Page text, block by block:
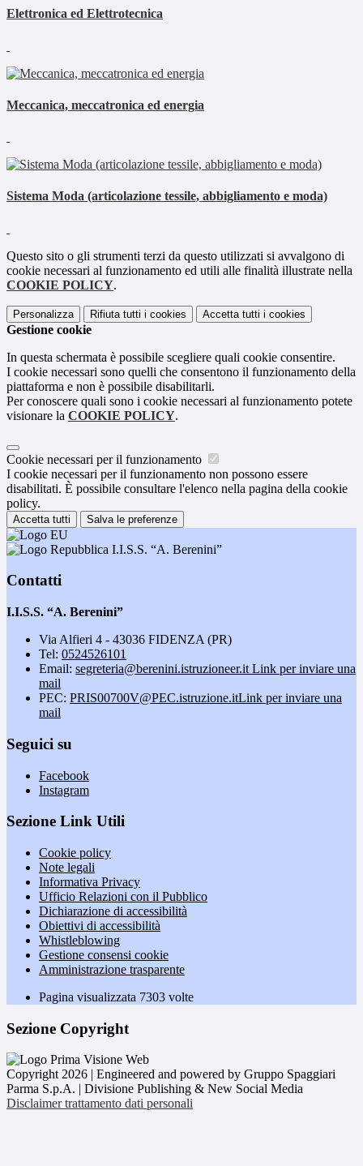
Elettronica ed Elettrotecnica
Meccanica, meccatronica ed energia
Sistema Moda (articolazione tessile, abbigliamento e moda)
Questo sito o gli strumenti terzi da questo utilizzati si avvalgono di
cookie necessari al funzionamento ed utili alle finalità illustrate nella
COOKIE POLICY.
Personalizza Rifiuta tutti i cookies Accetta tutti i cookies
Gestione cookie
In questa schermata è possibile scegliere quali cookie consentire.
I cookie necessari sono quelli che consentono il funzionamento della
piattaforma e non è possibile disabilitarli.
Per conoscere quali sono i cookie necessari al funzionamento potete
visionare la COOKIE POLICY.
Cookie necessari per il funzionamento
I cookie necessari per il funzionamento non possono essere
disabilitati. È possibile consultare l'elenco nella pagina della cookie
policy.
Accetta tutti Salva le preferenze
I.I.S.S. “A. Berenini”
Contatti
I.I.S.S. “A. Berenini”
Via Alfieri 4 - 43036 FIDENZA (PR)
Tel: 0524526101
Email: segreteria@berenini.istruzioneer.it Link per inviare una
mail
PEC: PRIS00700V@PEC.istruzione.itLink per inviare una
mail
Seguici su
Facebook
Instagram
Sezione Link Utili
Cookie policy
Note legali
Informativa Privacy
Ufficio Relazioni con il Pubblico
Dichiarazione di accessibilità
Obiettivi di accessibilità
Whistleblowing
Gestione consensi cookie
Amministrazione trasparente
Pagina visualizzata 7303 volte
Sezione Copyright
Copyright 2026 | Engineered and powered by Gruppo Spaggiari
Parma S.p.A. | Divisione Publishing & New Social Media
Disclaimer trattamento dati personali